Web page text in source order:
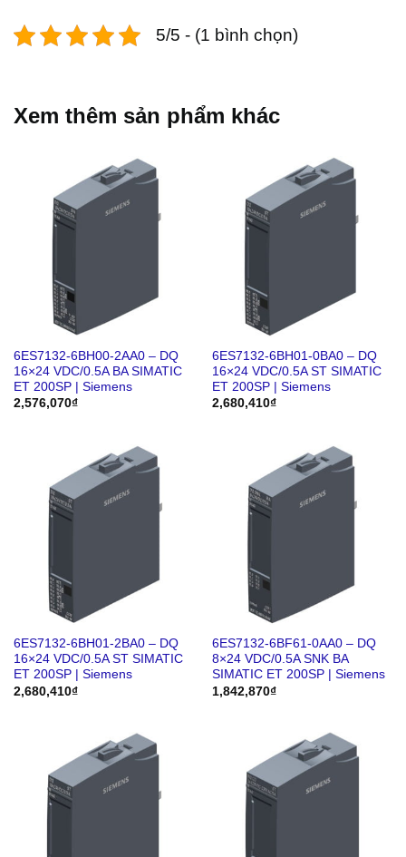
5/5 - (1 bình chọn)
Xem thêm sản phẩm khác
6ES7132-6BH00-2AA0 – DQ
16×24 VDC/0.5A BA SIMATIC
ET 200SP | Siemens
2,576,070₫
6ES7132-6BH01-0BA0 – DQ
16×24 VDC/0.5A ST SIMATIC
ET 200SP | Siemens
2,680,410₫
6ES7132-6BH01-2BA0 – DQ
16×24 VDC/0.5A ST SIMATIC
ET 200SP | Siemens
2,680,410₫
6ES7132-6BF61-0AA0 – DQ
8×24 VDC/0.5A SNK BA
SIMATIC ET 200SP | Siemens
1,842,870₫